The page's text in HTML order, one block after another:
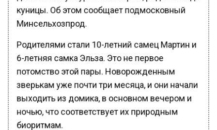
куницы. Об этом сообщает подмосковный
Минсельхозпрод.
Родителями стали 10-летний самец Мартин и
6-летняя самка Эльза. Это не первое
потомство этой пары. Новорожденным
зверькам уже почти три месяца, и они начали
выходить из домика, в основном вечером и
ночью, что соответствует их природным
биоритмам.